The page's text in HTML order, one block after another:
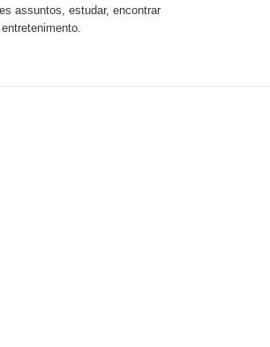
assuntos, estudar, encontrar